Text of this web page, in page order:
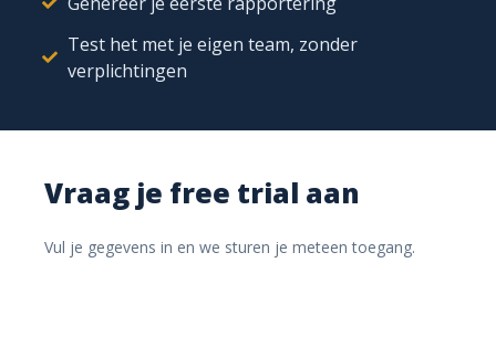
moderne organisaties
Test het met je eigen team, zonder
verplichtingen
Vraag je free trial aan
Vul je gegevens in en we sturen je meteen toegang.